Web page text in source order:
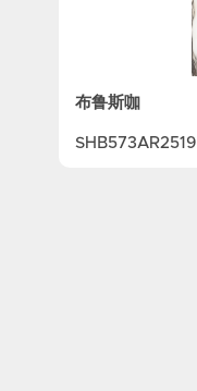
布鲁斯咖
SHB573AR2519